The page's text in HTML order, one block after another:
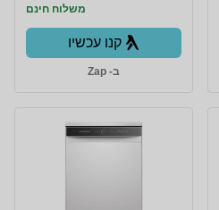
משלוח חינם
קנו עכשיו
ב- Zap